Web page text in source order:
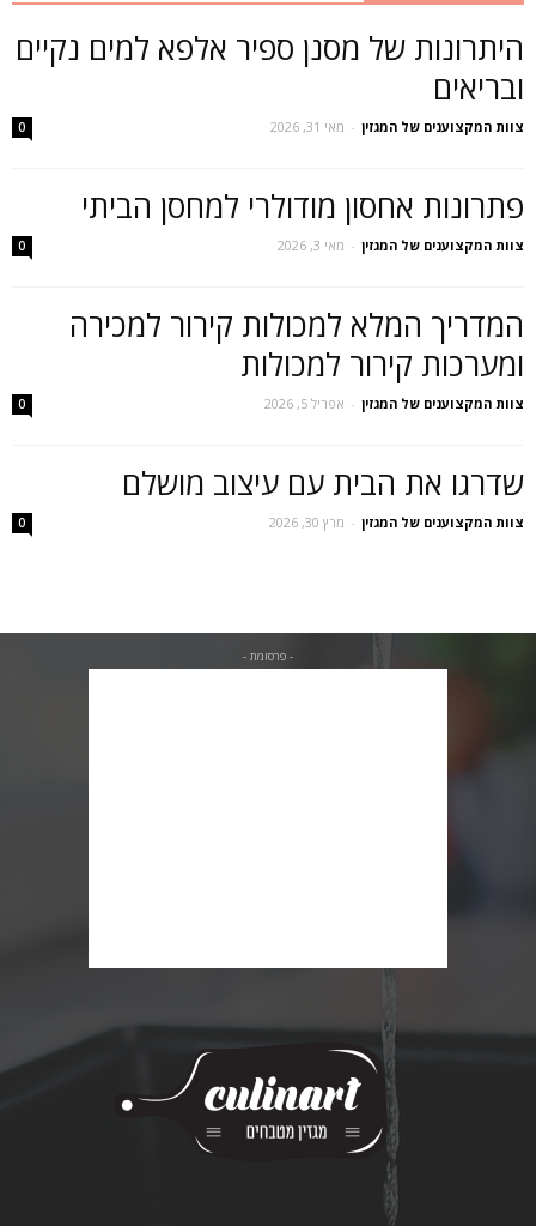
היתרונות של מסנן ספיר אלפא למים נקיים
ובריאים
צוות המקצוענים של המגזין - מאי 31, 2026 0
פתרונות אחסון מודולרי למחסן הביתי
צוות המקצוענים של המגזין - מאי 3, 2026 0
המדריך המלא למכולות קירור למכירה
ומערכות קירור למכולות
צוות המקצוענים של המגזין - אפריל 5, 2026 0
שדרגו את הבית עם עיצוב מושלם
צוות המקצוענים של המגזין - מרץ 30, 2026 0
- פרסומת -